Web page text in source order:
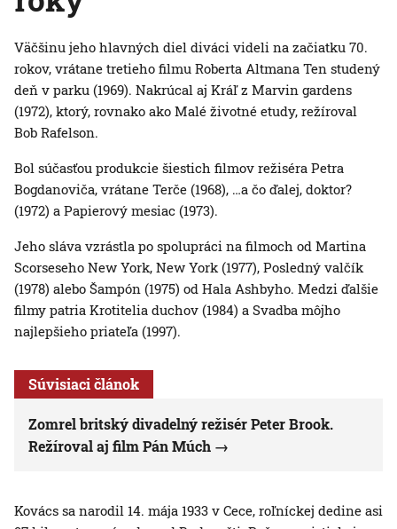
Väčšinu jeho hlavných diel diváci videli na začiatku 70.
rokov, vrátane tretieho filmu Roberta Altmana Ten studený
deň v parku (1969). Nakrúcal aj Kráľ z Marvin gardens
(1972), ktorý, rovnako ako Malé životné etudy, režíroval
Bob Rafelson.
Bol súčasťou produkcie šiestich filmov režiséra Petra
Bogdanoviča, vrátane Terče (1968), …a čo ďalej, doktor?
(1972) a Papierový mesiac (1973).
Jeho sláva vzrástla po spolupráci na filmoch od Martina
Scorseseho New York, New York (1977), Posledný valčík
(1978) alebo Šampón (1975) od Hala Ashbyho. Medzi ďalšie
filmy patria Krotitelia duchov (1984) a Svadba môjho
najlepšieho priateľa (1997).
Súvisiaci článok
Zomrel britský divadelný režisér Peter Brook.
Režíroval aj film Pán Múch
Kovács sa narodil 14. mája 1933 v Cece, roľníckej dedine asi